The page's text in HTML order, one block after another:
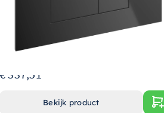
O.a. Verkrijgbaar in:
€ 337,51
Bekijk product